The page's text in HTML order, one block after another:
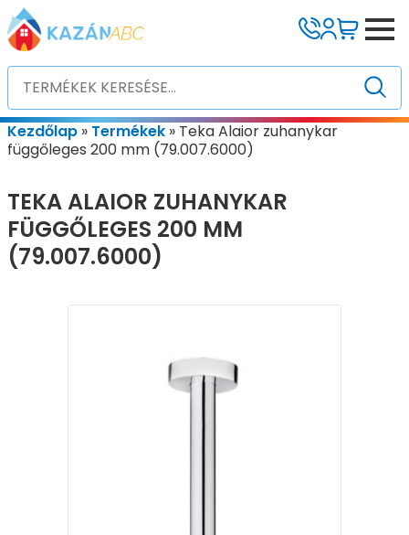
Kezdőlap » Termékek » Teka Alaior zuhanykar
függőleges 200 mm (79.007.6000)
TEKA ALAIOR ZUHANYKAR
FÜGGŐLEGES 200 MM
(79.007.6000)